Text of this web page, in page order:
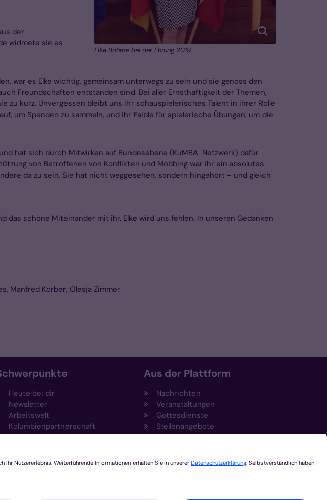
Elke Böhme bei der Ehrung 2019
der
widmete sie es
war es Elke wichtig, gemeinsam unterwegs zu sein und sie genoss den
Freundschaften entstanden sind. Bei aller Ernsthaftigkeit der Themen,
kurz. Unvergessen bleibt uns ihr schauspielerisches Talent in ihrer Rolle
um Spenden zu sammeln, und ihr Faible für spielerische Übungen, um die
hat sich durch Mitwirken auf Bundesebene (KuMBA-Netzwerk) dafür
von Betroffenen von Konflikten und Mobbing war ihr ein absolutes
da zu sein. Sie hat nicht weggesehen, sondern hingehört – und gleich
schöne Miteinander mit ihr. Elke wird uns fehlen. In unseren Gedanken
Manfred Körber, Olesja Zimmer
Heute bei dir
Newsletter
Arbeitswelt
Kolumbienpartnerschaft
Umweltportal
Fundraising
Aus der Plattform
Nachrichten
Veranstaltungen
Gottesdienste
Stellenangebote
Kirchenzeitung
Rechtsdatenbank